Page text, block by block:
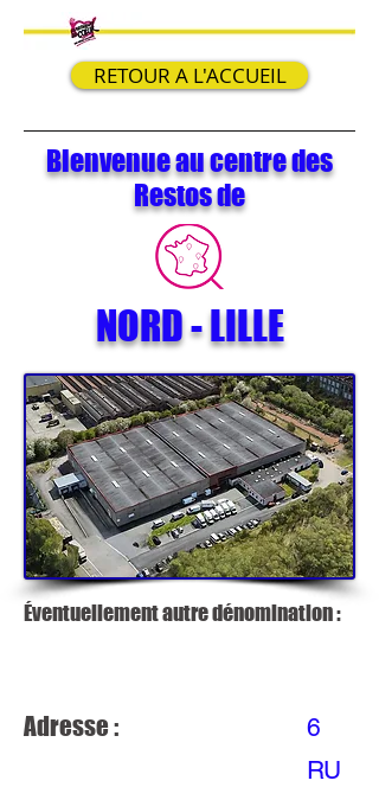
NORD - LILLE
Bienvenue au centre des
Restos de
Éventuellement autre dénomination :
Adresse :
6
RU
RETOUR A L'ACCUEIL